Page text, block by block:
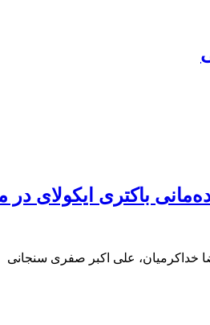
باکتری ایکولای
خداکرمیان، علی اکبر صفری سنجانی